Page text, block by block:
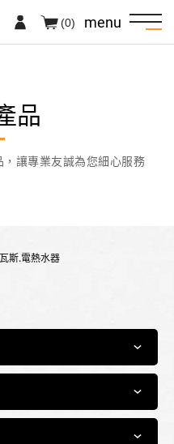
menu
(0)
品
讓專業友誠為您細心服務
瓦斯.電熱水器